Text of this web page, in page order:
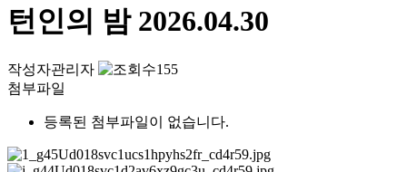
턴인의 밤 2026.04.30
작성자관리자
155
첨부파일
등록된 첨부파일이 없습니다.